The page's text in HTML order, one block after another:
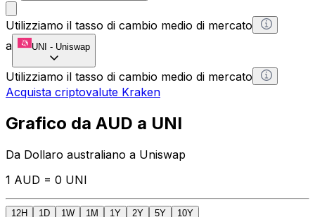
Utilizziamo il tasso di cambio medio di mercato
a
UNI - Uniswap
Utilizziamo il tasso di cambio medio di mercato
Acquista criptovalute Kraken
Grafico da AUD a UNI
Da Dollaro australiano a Uniswap
1 AUD = 0 UNI
12H 1D 1W 1M 1Y 2Y 5Y 10Y